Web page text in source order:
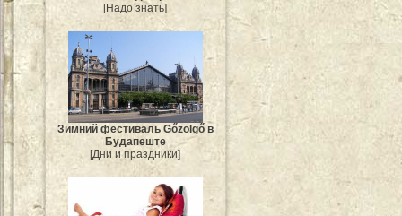
[Надо знать]
Зимний фестиваль Gőzölgő в
Будапеште
[Дни и праздники]